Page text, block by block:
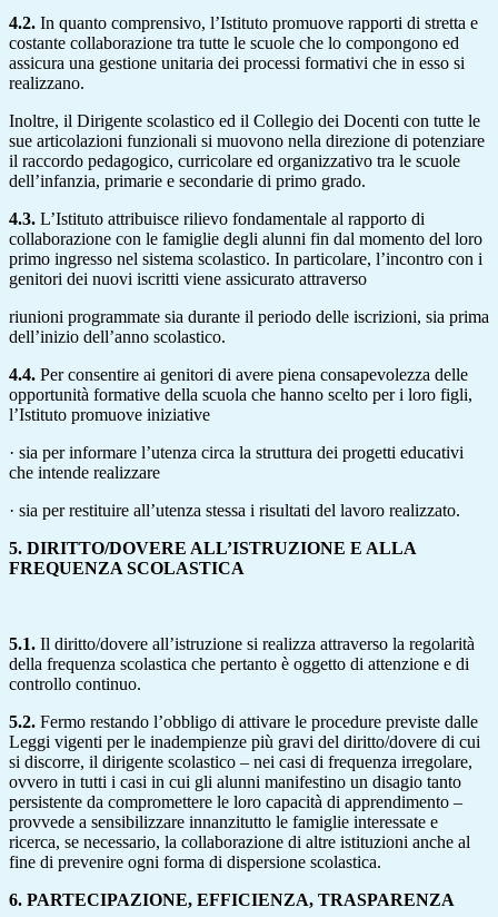
4.2. In quanto comprensivo, l’Istituto promuove rapporti di stretta e
costante collaborazione tra tutte le scuole che lo compongono ed
assicura una gestione unitaria dei processi formativi che in esso si
realizzano.
Inoltre, il Dirigente scolastico ed il Collegio dei Docenti con tutte le
sue articolazioni funzionali si muovono nella direzione di potenziare
il raccordo pedagogico, curricolare ed organizzativo tra le scuole
dell’infanzia, primarie e secondarie di primo grado.
4.3. L’Istituto attribuisce rilievo fondamentale al rapporto di
collaborazione con le famiglie degli alunni fin dal momento del loro
primo ingresso nel sistema scolastico. In particolare, l’incontro con i
genitori dei nuovi iscritti viene assicurato attraverso
riunioni programmate sia durante il periodo delle iscrizioni, sia prima
dell’inizio dell’anno scolastico.
4.4. Per consentire ai genitori di avere piena consapevolezza delle
opportunità formative della scuola che hanno scelto per i loro figli,
l’Istituto promuove iniziative
· sia per informare l’utenza circa la struttura dei progetti educativi
che intende realizzare
· sia per restituire all’utenza stessa i risultati del lavoro realizzato.
5. DIRITTO/DOVERE ALL’ISTRUZIONE E ALLA
FREQUENZA SCOLASTICA
5.1. Il diritto/dovere all’istruzione si realizza attraverso la regolarità
della frequenza scolastica che pertanto è oggetto di attenzione e di
controllo continuo.
5.2. Fermo restando l’obbligo di attivare le procedure previste dalle
Leggi vigenti per le inadempienze più gravi del diritto/dovere di cui
si discorre, il dirigente scolastico – nei casi di frequenza irregolare,
ovvero in tutti i casi in cui gli alunni manifestino un disagio tanto
persistente da compromettere le loro capacità di apprendimento –
provvede a sensibilizzare innanzitutto le famiglie interessate e
ricerca, se necessario, la collaborazione di altre istituzioni anche al
fine di prevenire ogni forma di dispersione scolastica.
6. PARTECIPAZIONE, EFFICIENZA, TRASPARENZA